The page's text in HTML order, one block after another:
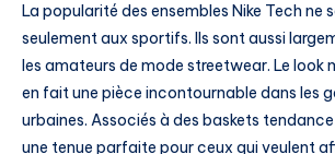
La popularité des ensembles Nike Tech ne
seulement aux sportifs. Ils sont aussi
les amateurs de mode streetwear. Le look
en fait une pièce incontournable dans les
urbaines. Associés à des baskets
une tenue parfaite pour ceux qui veulent